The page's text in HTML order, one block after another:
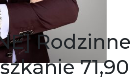
Rodzinne
71,90